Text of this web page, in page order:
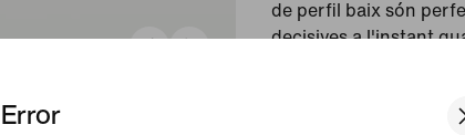
Error
de perfil baix són
decisives a l'instant
jugades que canvien